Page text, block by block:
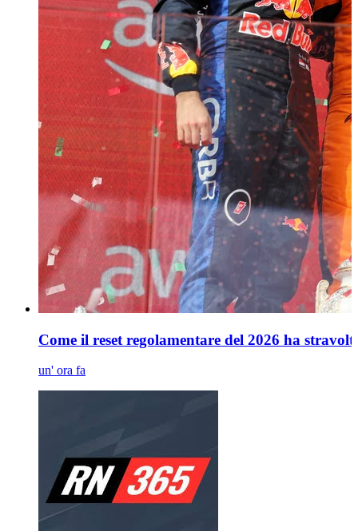
Come il reset regolamentare del 2026 ha
un' ora fa